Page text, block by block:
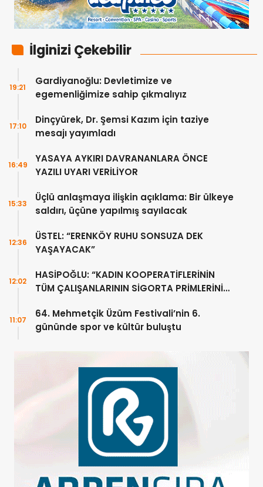
İlginizi Çekebilir
Gardiyanoğlu: Devletimize ve
egemenliğimize sahip çıkmalıyız
19:21
Dinçyürek, Dr. Şemsi Kazım için taziye
mesajı yayımladı
17:10
YASAYA AYKIRI DAVRANANLARA ÖNCE
YAZILI UYARI VERİLİYOR
16:49
Üçlü anlaşmaya ilişkin açıklama: Bir ülkeye
saldırı, üçüne yapılmış sayılacak
15:33
ÜSTEL: “ERENKÖY RUHU SONSUZA DEK
YAŞAYACAK”
12:36
HASİPOĞLU: “KADIN KOOPERATİFLERİNİN
TÜM ÇALIŞANLARININ SİGORTA PRİMLERİNİ
12:02
64. Mehmetçik Üzüm Festivali’nin 6.
gününde spor ve kültür buluştu
11:07